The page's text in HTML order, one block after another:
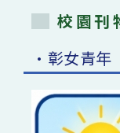
校園刊
•彰女青年